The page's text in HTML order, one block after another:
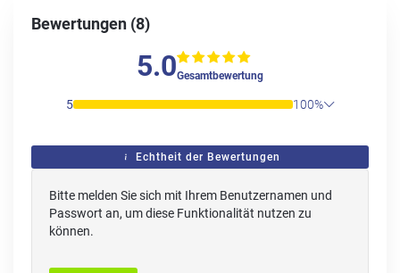
Bewertungen (8)
5.0Gesamtbewertung
5 100%
Echtheit der Bewertungen
Bitte melden Sie sich mit Ihrem Benutzernamen und
Passwort an, um diese Funktionalität nutzen zu
können.